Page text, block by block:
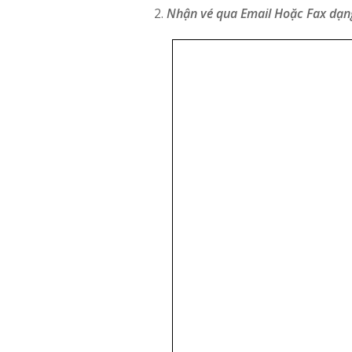
Nhận vé qua Email Hoặc Fax